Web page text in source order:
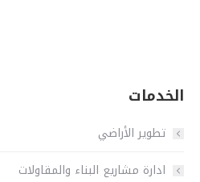
الخدمات
تطوير الأراضي
ادارة مشاريع البناء والمقاولات